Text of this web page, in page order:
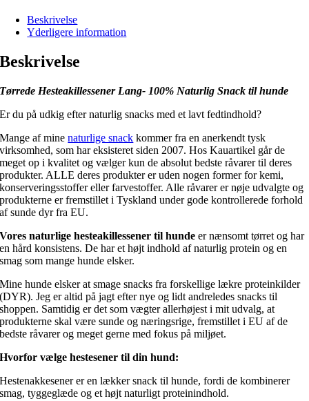
Beskrivelse
Yderligere information
Beskrivelse
Tørrede Hesteakillessener Lang- 100% Naturlig Snack til hunde
Er du på udkig efter naturlig snacks med et lavt fedtindhold?
Mange af minenaturlige snack kommer fra en anerkendt tysk
virksomhed, som har eksisteret siden 2007. Hos Kauartikel går de
meget op i kvalitet og vælger kun de absolut bedste råvarer til deres
produkter. ALLE deres produkter er uden nogen former for kemi,
konserveringsstoffer eller farvestoffer. Alle råvarer er nøje udvalgte og
produkterne er fremstillet i Tyskland under gode kontrollerede forhold
af sunde dyr fra EU.
Vores naturlige hesteakillessener til hunde er nænsomt tørret og har
en hård konsistens. De har et højt indhold af naturlig protein og en
smag som mange hunde elsker.
Mine hunde elsker at smage snacks fra forskellige lækre proteinkilder
(DYR). Jeg er altid på jagt efter nye og lidt andreledes snacks til
shoppen. Samtidig er det som vægter allerhøjest i mit udvalg, at
produkterne skal være sunde og næringsrige, fremstillet i EU af de
bedste råvarer og meget gerne med fokus på miljøet.
Hvorfor vælge hestesener til din hund:
Hestenakkesener er en lækker snack til hunde, fordi de kombinerer
smag, tyggeglæde og et højt naturligt proteinindhold.